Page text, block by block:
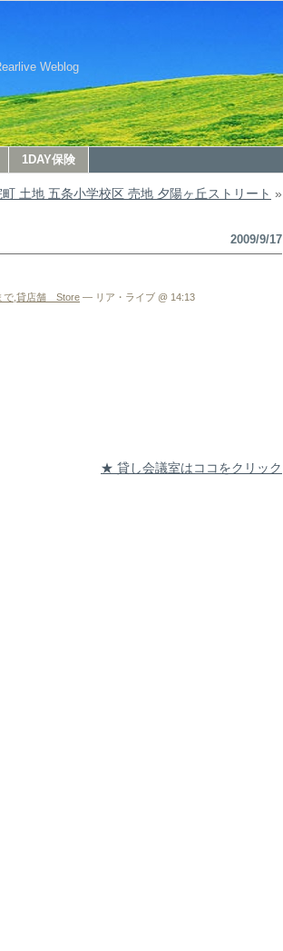
Weblog
1DAY保険
土地 五条小学校区 売地 夕陽ヶ丘ストリート »
2009/9/17
で 貸店舗 Store — リア・ライブ @ 14:13
★ 貸し会議室はココをクリック